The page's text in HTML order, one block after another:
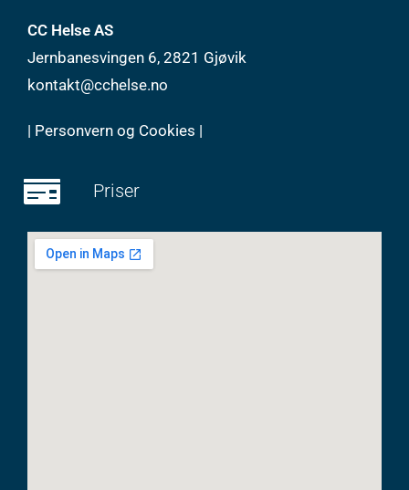
CC Helse AS
Jernbanesvingen 6, 2821 Gjøvik
kontakt@cchelse.no
| Personvern og Cookies |
Priser